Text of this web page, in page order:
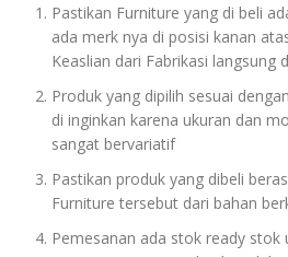
Pastikan Furniture yang di beli
ada merk nya di posisi kanan
Keaslian dari Fabrikasi langsung
Produk yang dipilih sesuai
di inginkan karena ukuran dan
sangat bervariatif
Pastikan produk yang dibeli
Furniture tersebut dari bahan
Pemesanan ada stok ready stok